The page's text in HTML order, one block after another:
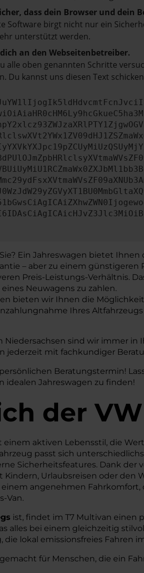
dass dein Browser und dein
Software birgt nicht nur ein
unterstützt werden.
an den Webseitenbetreiber.
alle oben genannten Schritte
Du kannst uns diesen Text
Ein Jahreswagen bietet
– aber zu einem günstigeren
Preis-Leistungs-Verhältnis.
Neuwagens zu zahlen.
bieten wir Ihnen die
Ihres
sind wir immer
mit fachkundiger
Beratungstermin!
idealen Jahreswagen zu finden!
der
aktiven Lebensstil, die
passt sich
Sicherheitsfeatures. Dank der
Urlaubsreisen oder den
angenehmen Fahrkomfort,
Van.
ist, findet im T7 Multivan einen
alles bei einem gleichzeitig
lokal emissionsfreies Fahren
für Menschen, die ein